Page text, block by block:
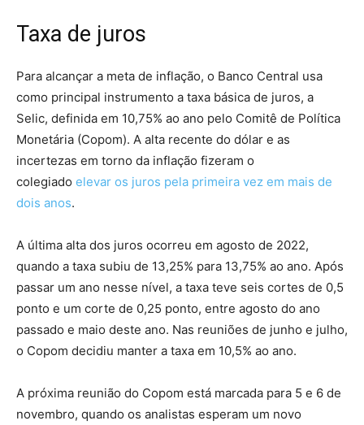
Taxa de juros
Para alcançar a meta de inflação, o Banco Central usa
como principal instrumento a taxa básica de juros, a
Selic, definida em 10,75% ao ano pelo Comitê de Política
Monetária (Copom). A alta recente do dólar e as
incertezas em torno da inflação fizeram o
colegiado elevar os juros pela primeira vez em mais de
dois anos.
A última alta dos juros ocorreu em agosto de 2022,
quando a taxa subiu de 13,25% para 13,75% ao ano. Após
passar um ano nesse nível, a taxa teve seis cortes de 0,5
ponto e um corte de 0,25 ponto, entre agosto do ano
passado e maio deste ano. Nas reuniões de junho e julho,
o Copom decidiu manter a taxa em 10,5% ao ano.
A próxima reunião do Copom está marcada para 5 e 6 de
novembro, quando os analistas esperam um novo